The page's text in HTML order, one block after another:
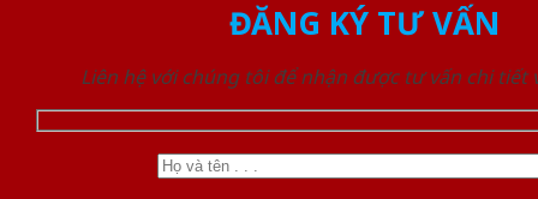
ĐĂNG KÝ TƯ VẤN
Liên hệ với chúng tôi để nhận được tư vấn chi tiết